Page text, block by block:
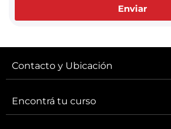
Enviar
Contacto y Ubicación
Encontrá tu curso